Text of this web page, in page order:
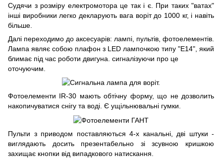
Судячи з розміру електромотора це так і є. При таких "ватах"
інші виробники легко декларують вага воріт до 1000 кг, і навіть
більше.
Далі переходимо до аксесуарів: лампі, пультів, фотоелементів.
Лампа являє собою плафон з LED лампочкою типу "Е14", який
блимає під час роботи двигуна. сигналізуючи про це
оточуючим.
Фотоелементи IR-30 мають обтічну форму, що не дозволить
накопичуватися снігу та воді. Є ущільнювальні гумки.
Пульти з приводом поставляються 4-х канальні, дві штуки -
виглядають досить презентабельно зі зсувною кришкою
захищає кнопки від випадкового натискання.